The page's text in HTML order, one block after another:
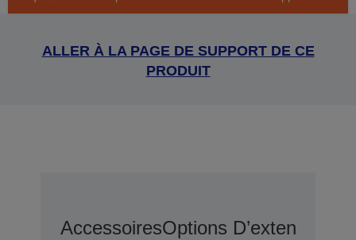
ALLER À LA PAGE DE SUPPORT DE CE
PRODUIT
AccessoiresOptions D’extension